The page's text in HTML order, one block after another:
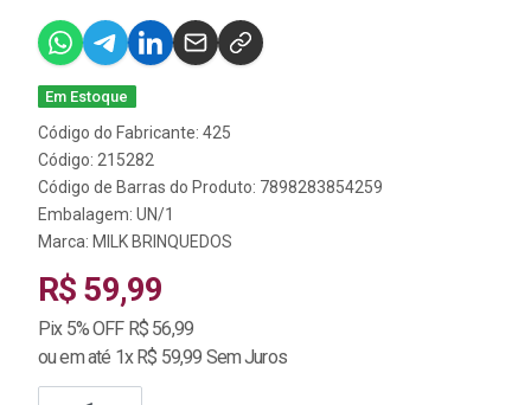
Em Estoque
Código do Fabricante: 425
Código: 215282
Código de Barras do Produto: 7898283854259
Embalagem: UN/1
Marca: MILK BRINQUEDOS
R$ 59,99
Pix 5% OFF R$ 56,99
ou em até 1x R$ 59,99 Sem Juros